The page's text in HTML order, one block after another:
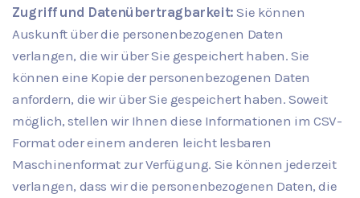
Zugriff und Datenübertragbarkeit: Sie können
Auskunft über die personenbezogenen Daten
verlangen, die wir über Sie gespeichert haben. Sie
können eine Kopie der personenbezogenen Daten
anfordern, die wir über Sie gespeichert haben. Soweit
möglich, stellen wir Ihnen diese Informationen im CSV-
Format oder einem anderen leicht lesbaren
Maschinenformat zur Verfügung. Sie können jederzeit
verlangen, dass wir die personenbezogenen Daten, die